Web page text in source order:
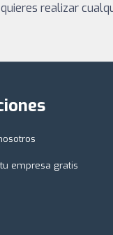
quieres realizar
empresa gratis